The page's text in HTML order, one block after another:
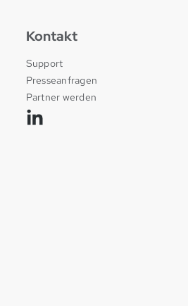
Kontakt
Support
Presseanfragen
Partner werden